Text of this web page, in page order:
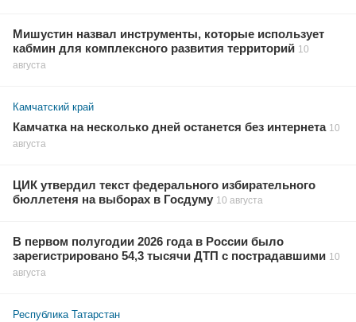
Мишустин назвал инструменты, которые использует
кабмин для комплексного развития территорий 10
августа
Камчатский край
Камчатка на несколько дней останется без интернета 10
августа
ЦИК утвердил текст федерального избирательного
бюллетеня на выборах в Госдуму 10 августа
В первом полугодии 2026 года в России было
зарегистрировано 54,3 тысячи ДТП с пострадавшими 10
августа
Республика Татарстан